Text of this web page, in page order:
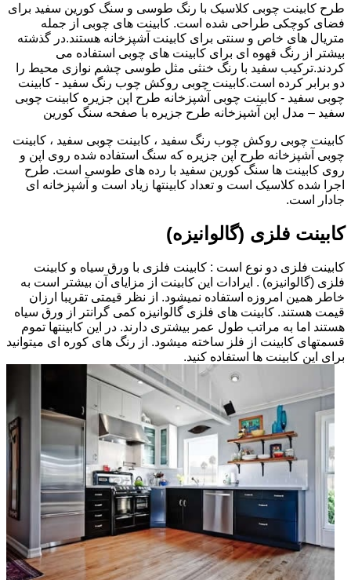
طرح کابینت چوبی کلاسیک با رنگ طوسی و سنگ کورین سفید برای
فضای کوچکی طراحی شده است. کابینت های چوبی از جمله
متریال های خاص و سنتی برای کابینت آشپزخانه هستند.در گذشته
بیشتر از رنگ قهوه ای برای کابینت های چوبی استفاده می
کردند.ترکیب سفید با رنگ خنثی مثل طوسی چشم نوازی محیط را
دو برابر کرده است.کابینت چوبی روکش چوب رنگ سفید - کابینت
چوبی سفید - کابینت چوبی آشپزخانه طرح اپن جزیره کابینت چوبی
سفید – مدل اپن آشپزخانه طرح جزیره با صفحه سنگ کورین
کابینت چوبی روکش چوب رنگ سفید ، کابینت چوبی سفید ، کابینت
چوبی آشپزخانه طرح اپن جزیره که سنگ استفاده شده روی اپن و
روی کابینت ها سنگ کورین سفید با رده های طوسی است. طرح
اجرا شده کلاسیک است و تعداد کابینتها زیاد است و آشپزخانه ای
جادار است.
کابینت فلزی (گالوانیزه)
کابینت فلزی دو نوع است : کابینت فلزی با ورق سیاه و کابینت
فلزی (گالوانیزه) . ایرادات این کابینت از مزایای آن بیشتر است به
خاطر همین امروزه استفاده نمیشود. از نظر قیمتی تقریبا ارزان
قیمت هستند. کابینت های فلزی گالوانیزه کمی گرانتر از ورق سیاه
هستند اما به مراتب طول عمر بیشتری دارند. در این کابینتها تموم
قسمتهای کابینت از فلز ساخته میشود. از رنگ های کوره ای میتوانید
برای این کابینت ها استفاده کنید.